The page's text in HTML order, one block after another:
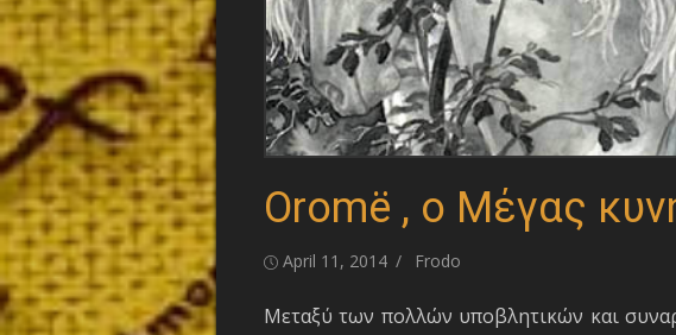
Oromë , ο Μέγας
Posted
April 11, 2014 Author
Frodo
Μεταξύ των πολλών υποβλητικών και